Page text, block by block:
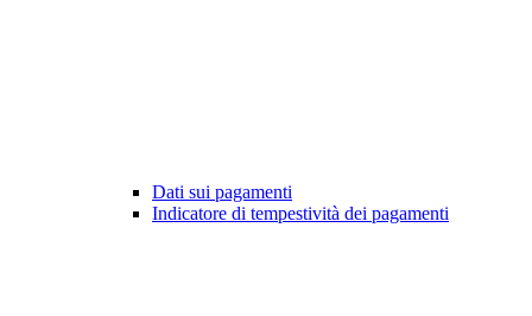
Dati sui pagamenti
Indicatore di tempestività dei pagamenti